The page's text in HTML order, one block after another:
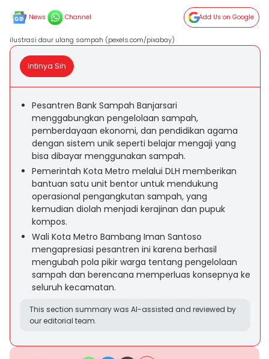
News Channel Add Us on Google
ilustrasi daur ulang sampah (pexels.com/pixabay)
Intinya Sih
Pesantren Bank Sampah Banjarsari
menggabungkan pengelolaan sampah,
pemberdayaan ekonomi, dan pendidikan agama
dengan sistem unik seperti belajar mengaji yang
bisa dibayar menggunakan sampah.
Pemerintah Kota Metro melalui DLH memberikan
bantuan satu unit bentor untuk mendukung
operasional pengangkutan sampah, yang
kemudian diolah menjadi kerajinan dan pupuk
kompos.
Wali Kota Metro Bambang Iman Santoso
mengapresiasi pesantren ini karena berhasil
mengubah pola pikir warga tentang pengelolaan
sampah dan berencana memperluas konsepnya ke
seluruh kecamatan.
This section summary was AI-assisted and reviewed by
our editorial team.